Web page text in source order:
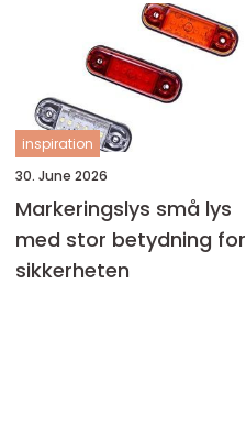
inspiration
30. June 2026
Markeringslys små lys
med stor betydning for
sikkerheten